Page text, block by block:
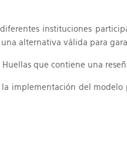
instituciones
alternativa válida para
que contiene una
implementación del